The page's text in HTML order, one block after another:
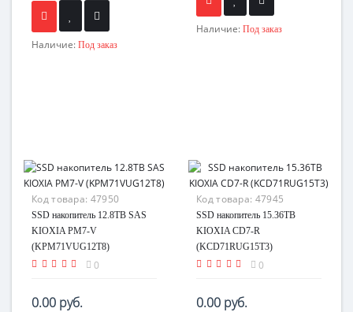
Наличие: Под заказ
Наличие: Под заказ
Код товара: 47950
SSD накопитель 12.8TB SAS
KIOXIA PM7-V
(KPM71VUG12T8)
0
0.00 руб.
Код товара: 47945
SSD накопитель 15.36TB
KIOXIA CD7-R
(KCD71RUG15T3)
0
0.00 руб.